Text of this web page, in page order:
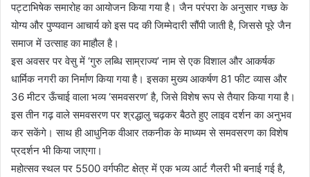
पट्टाभिषेक समारोह का आयोजन किया गया है। जैन परंपरा के अनुसार गच्छ के
योग्य और पुण्यवान आचार्य को इस पद की जिम्मेदारी सौंपी जाती है, जिससे पूरे जैन
समाज में उत्साह का माहौल है।
इस अवसर पर वेसु में ‘गुरु लब्धि साम्राज्य’ नाम से एक विशाल और आकर्षक
धार्मिक नगरी का निर्माण किया गया है। इसका मुख्य आकर्षण 81 फीट व्यास और
36 मीटर ऊँचाई वाला भव्य ‘समवसरण’ है, जिसे विशेष रूप से तैयार किया गया है।
इस तीन गढ़ वाले समवसरण पर श्रद्धालु चढ़कर बैठते हुए लाइव दर्शन का अनुभव
कर सकेंगे। साथ ही आधुनिक वीआर तकनीक के माध्यम से समवसरण का विशेष
प्रदर्शन भी किया जाएगा।
महोत्सव स्थल पर 5500 वर्गफीट क्षेत्र में एक भव्य आर्ट गैलरी भी बनाई गई है,